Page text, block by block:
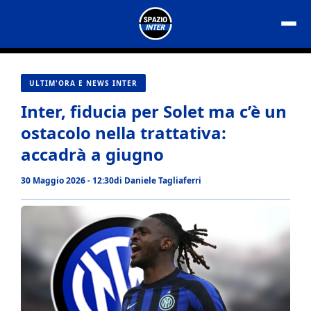
contenuto
ULTIM'ORA E NEWS INTER
Inter, fiducia per Solet ma c’è un
ostacolo nella trattativa:
accadrà a giugno
30 Maggio 2026 - 12:30di Daniele Tagliaferri